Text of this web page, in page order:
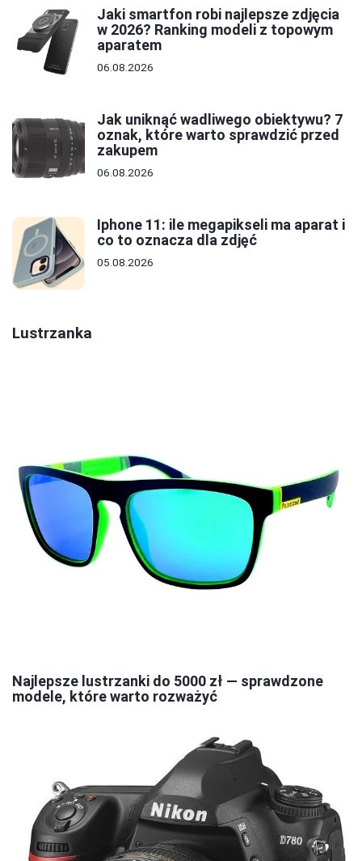
Jaki smartfon robi najlepsze zdjęcia
w 2026? Ranking modeli z topowym
aparatem
06.08.2026
Jak uniknąć wadliwego obiektywu? 7
oznak, które warto sprawdzić przed
zakupem
06.08.2026
Iphone 11: ile megapikseli ma aparat i
co to oznacza dla zdjęć
05.08.2026
Lustrzanka
Najlepsze lustrzanki do 5000 zł — sprawdzone
modele, które warto rozważyć